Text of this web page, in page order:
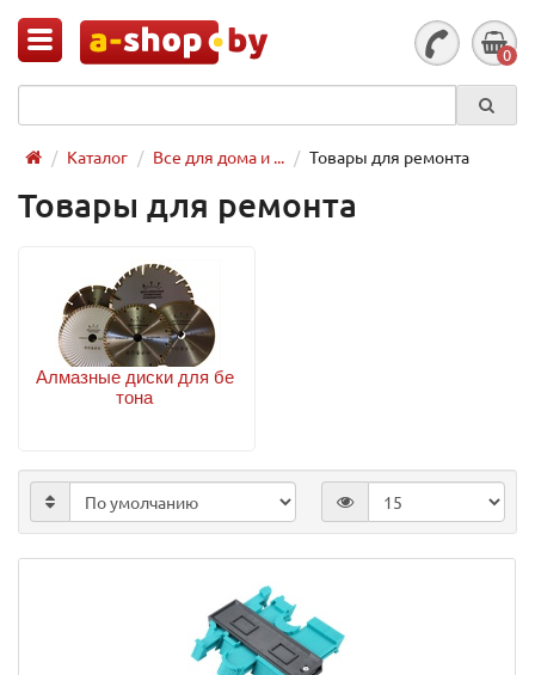
0
Каталог Все для дома и ... Товары для ремонта
Товары для ремонта
Алмазные диски для бе
тона